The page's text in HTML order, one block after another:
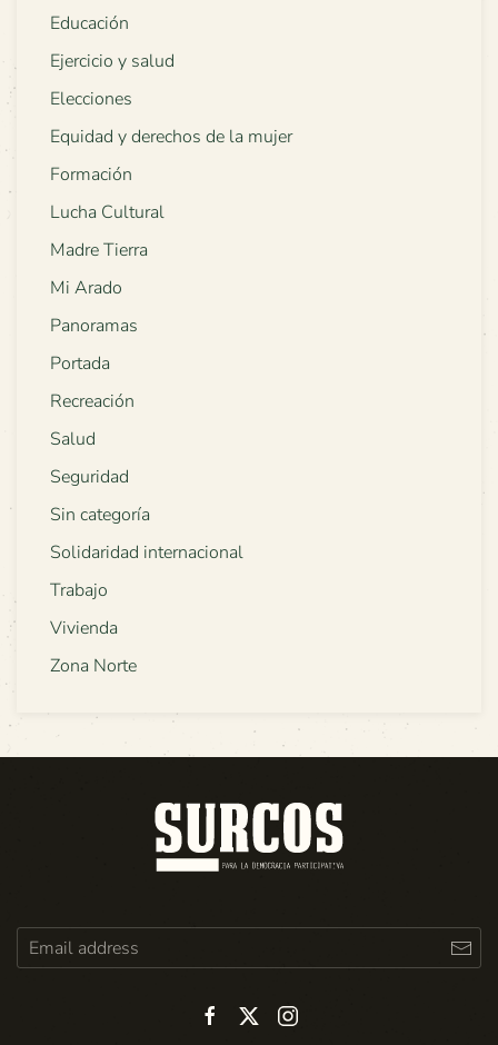
Educación
Ejercicio y salud
Elecciones
Equidad y derechos de la mujer
Formación
Lucha Cultural
Madre Tierra
Mi Arado
Panoramas
Portada
Recreación
Salud
Seguridad
Sin categoría
Solidaridad internacional
Trabajo
Vivienda
Zona Norte